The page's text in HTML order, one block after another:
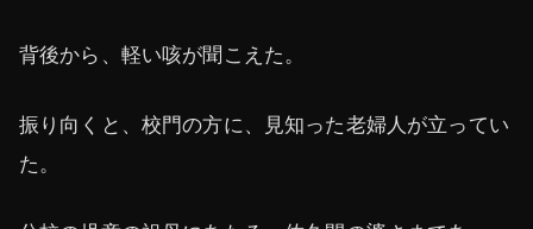
背後から、軽い咳が聞こえた。
振り向くと、校門の方に、見知った老婦人が立ってい
た。